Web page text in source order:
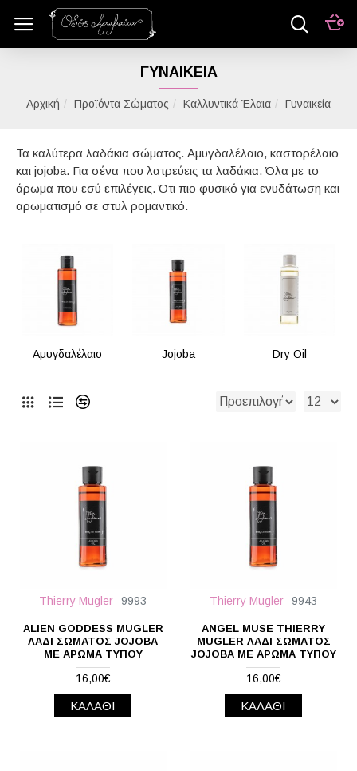
Προϊόντα Σώματος Καλλυντικά Έλαια Γυναικεία
ΓΥΝΑΙΚΕΊΑ
Τα καλύτερα λαδάκια σώματος. Αμυγδαλέλαιο, καστορέλαιο
και jojoba. Για σένα που λατρεύεις τα λαδάκια. Όλα με το
άρωμα που εσύ επιλέγεις. Ότι πιο φυσικό για ενυδάτωση και
αρωματισμό σε στυλ ρομαντικό.
Αμυγδαλέλαιο Jojoba Dry Oil
Thierry Mugler 9993
ALIEN GODDESS MUGLER
ΛΆΔΙ ΣΏΜΑΤΟΣ JOJOBA
ΜΕ ΆΡΩΜΑ ΤΎΠΟΥ
16,00€
ΚΑΛΆΘΙ
Thierry Mugler 9943
ANGEL MUSE THIERRY
MUGLER ΛΆΔΙ ΣΏΜΑΤΟΣ
JOJOBA ΜΕ ΆΡΩΜΑ ΤΎΠΟΥ
16,00€
ΚΑΛΆΘΙ